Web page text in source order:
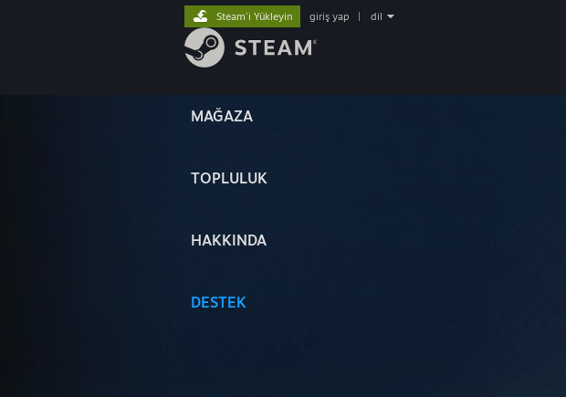
MAĞAZA
TOPLULUK
HAKKINDA
DESTEK
Steam'i Yükleyin giriş yap dil